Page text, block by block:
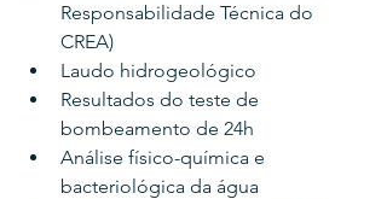
Responsabilidade Técnica do
CREA)
Laudo hidrogeológico
Resultados do teste de
bombeamento de 24h
Análise físico-química e
bacteriológica da água